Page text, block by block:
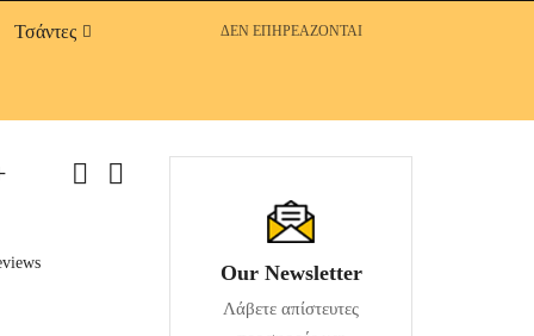
Τσάντες ΔΕΝ ΕΠΗΡΕΆΖΟΝΤΑΙ
Our Newsletter
Λάβετε απίστευτες